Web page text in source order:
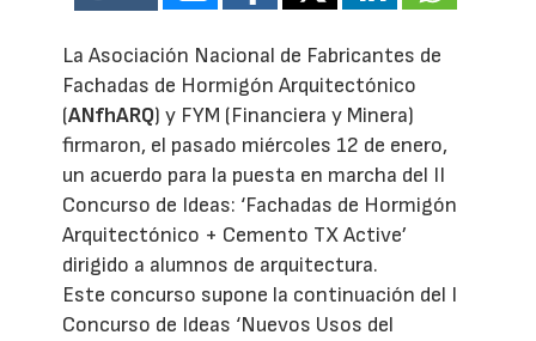
La Asociación Nacional de Fabricantes de
Fachadas de Hormigón Arquitectónico
(ANfhARQ) y FYM (Financiera y Minera)
firmaron, el pasado miércoles 12 de enero,
un acuerdo para la puesta en marcha del II
Concurso de Ideas: ‘Fachadas de Hormigón
Arquitectónico + Cemento TX Active’
dirigido a alumnos de arquitectura.
Este concurso supone la continuación del I
Concurso de Ideas ‘Nuevos Usos del